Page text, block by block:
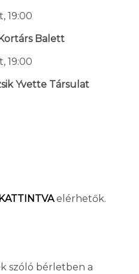
19:00
Balett
19:00
Yvette Társulat
elérhetők.
szóló bérletben a